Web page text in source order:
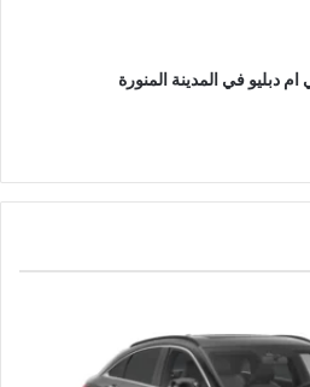
ام دبليو في المدينة المنورة